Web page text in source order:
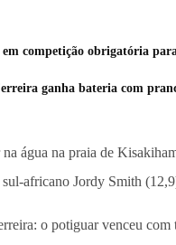
competição obrigatória
ganha bateria com
água na praia de
africano Jordy Smith
o potiguar venceu